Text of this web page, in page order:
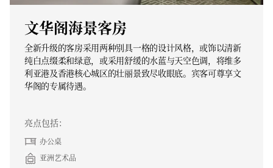
文华阁海景客房
全新升级的客房采用两种别具一格的设计风格，或饰以清新
纯白点缀柔和绿意，或采用舒缓的水蓝与天空色调，将维多
利亚港及香港核心城区的壮丽景致尽收眼底。宾客可尊享文
华阁的专属待遇。
亮点包括：
办公桌
亚洲艺术品